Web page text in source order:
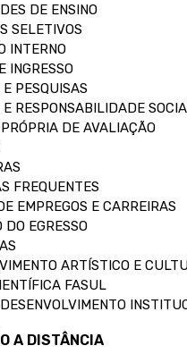
DE ENSINO
SELETIVOS
INTERNO
INGRESSO
PESQUISAS
E RESPONSABILIDADE
DE AVALIAÇÃO
FREQUENTES
EMPREGOS E CARREIRAS
EGRESSO
ARTÍSTICO E
FASUL
A DISTÂNCIA